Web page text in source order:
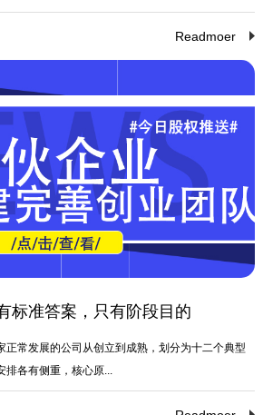
Readmoer
标准答案，只有阶段目的
正常发展的公司从创立到成熟，划分为十二个典型
排各有侧重，核心原...